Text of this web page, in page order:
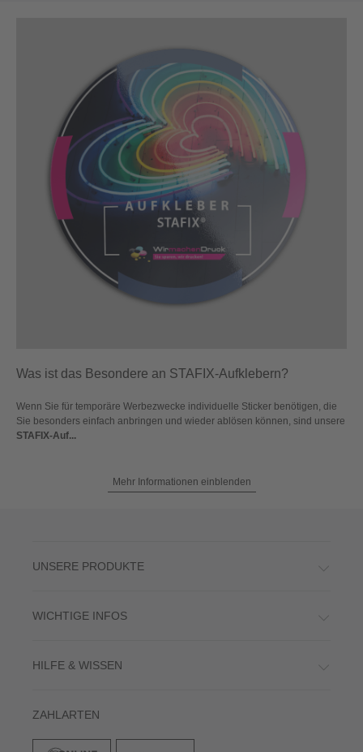
Was ist das Besondere an STAFIX-Aufklebern?
Wenn Sie für temporäre Werbezwecke individuelle Sticker benötigen, die
Sie besonders einfach anbringen und wieder ablösen können, sind unsere
STAFIX-Auf...
Mehr Informationen einblenden
UNSERE PRODUKTE
WICHTIGE INFOS
HILFE & WISSEN
ZAHLARTEN